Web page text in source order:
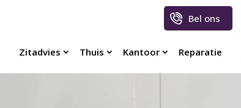
Bel ons
Zitadvies Thuis Kantoor Reparatie